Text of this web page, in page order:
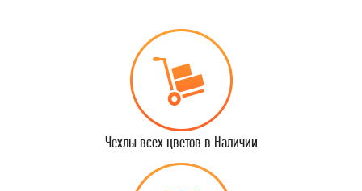
Чехлы всех цветов в Наличии